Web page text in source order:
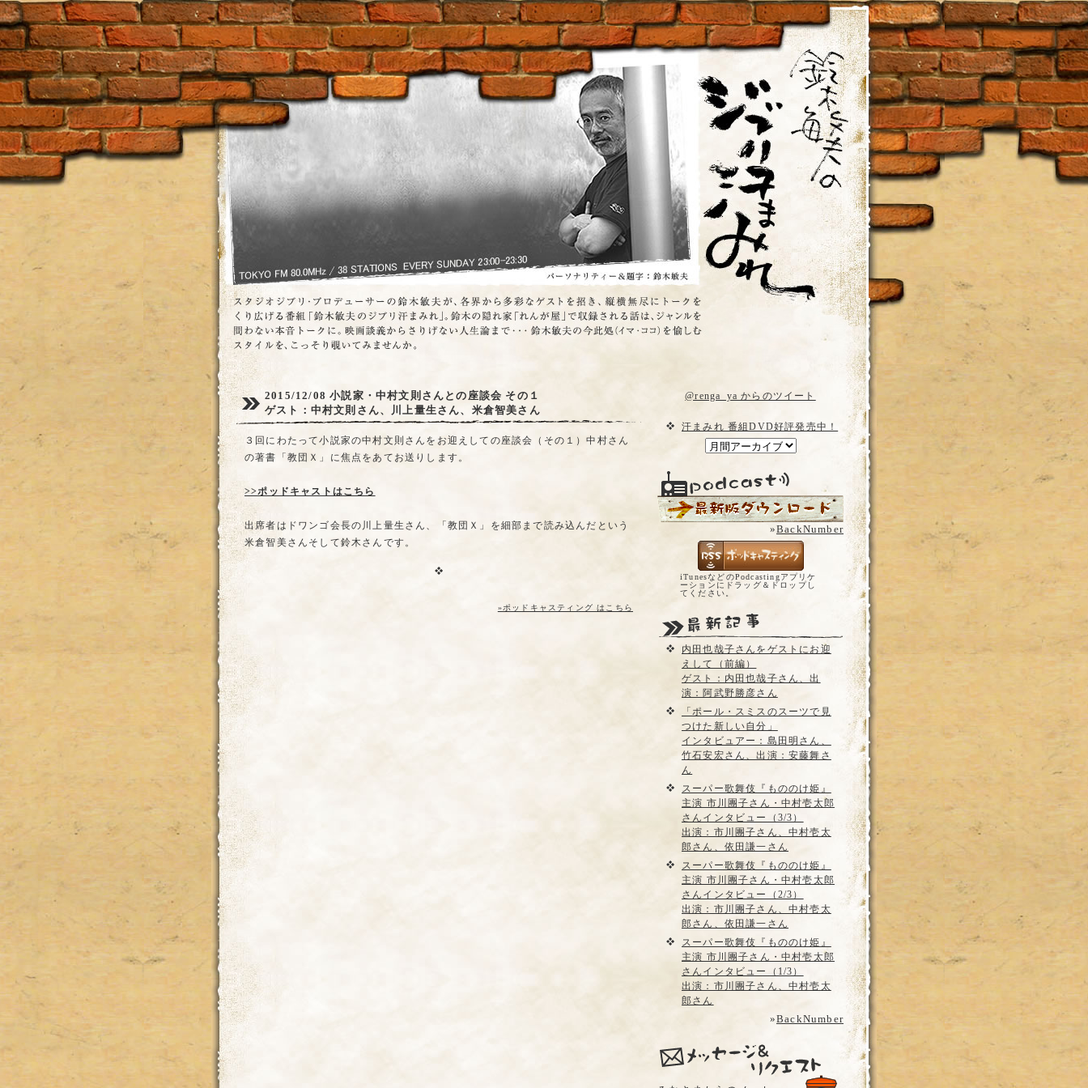
2015/12/08小説家・中村文則さんとの座談会 その１
ゲスト：中村文則さん、川上量生さん、米倉智美さん
３回にわたって小説家の中村文則さんをお迎えしての座談会（その１）中村さん
の著書「教団Ｘ」に焦点をあてお送りします。
>>ポッドキャストはこちら
出席者はドワンゴ会長の川上量生さん、「教団Ｘ」を細部まで読み込んだという
米倉智美さんそして鈴木さんです。
»ポッドキャスティング はこちら
@renga_ya からのツイート
汗まみれ 番組DVD好評発売中！
»BackNumber
iTunesなどのPodcastingアプリケ
ーションにドラッグ＆ドロップし
てください。
内田也哉子さんをゲストにお迎
えして（前編）
ゲスト：内田也哉子さん、出
演：阿武野勝彦さん
「ポール・スミスのスーツで見
つけた新しい自分」
インタビュアー：島田明さん、
竹石安宏さん、出演：安藤舞さ
ん
スーパー歌舞伎『もののけ姫』
主演 市川團子さん・中村壱太郎
さんインタビュー（3/3）
出演：市川團子さん、中村壱太
郎さん、依田謙一さん
スーパー歌舞伎『もののけ姫』
主演 市川團子さん・中村壱太郎
さんインタビュー（2/3）
出演：市川團子さん、中村壱太
郎さん、依田謙一さん
スーパー歌舞伎『もののけ姫』
主演 市川團子さん・中村壱太郎
さんインタビュー（1/3）
出演：市川團子さん、中村壱太
郎さん
»BackNumber